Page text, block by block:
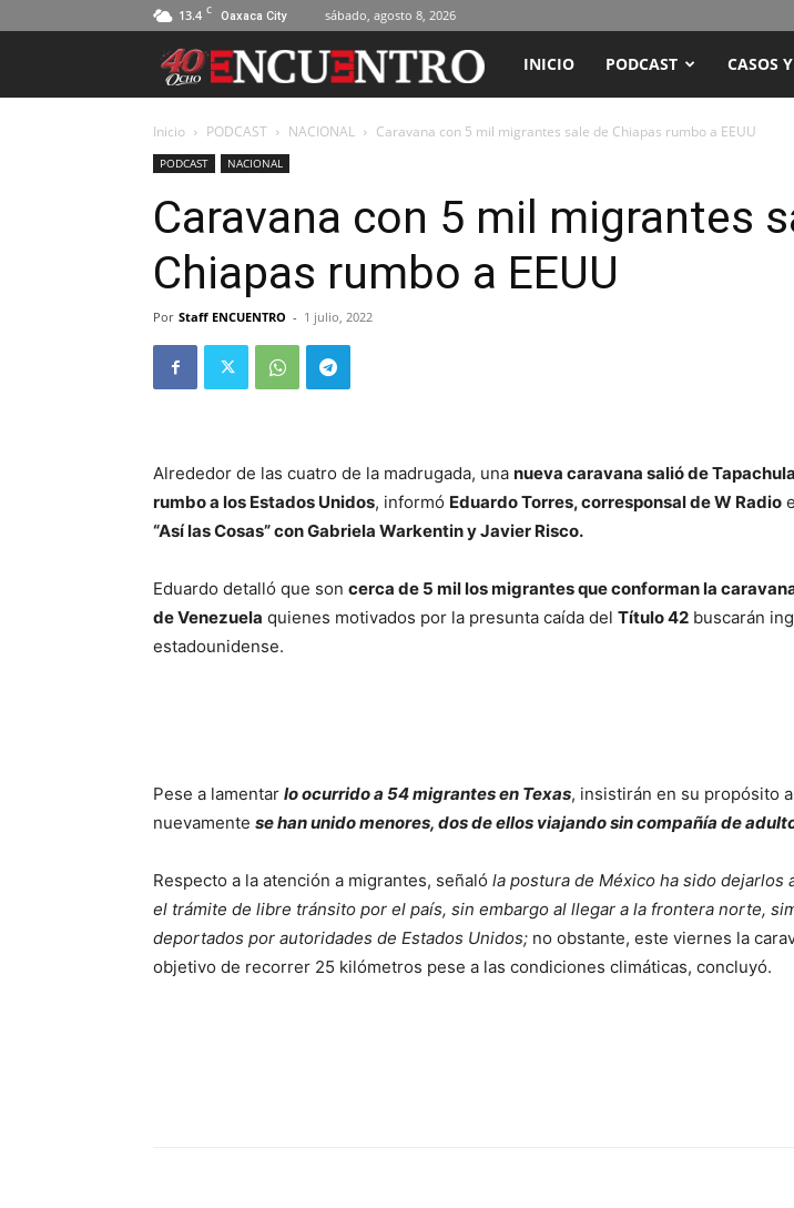
13.4 C Oaxaca City sábado, agosto 8, 2026
ENCUENTRO
RADIO
TELEVISIÓN
INICIO PODCAST CASOS
Inicio PODCAST NACIONAL Caravana con 5 mil migrantes sale de Chiapas rumbo a EEUU
PODCAST NACIONAL
Caravana con 5 mil migrantes
Chiapas rumbo a EEUU
Por Staff ENCUENTRO - 1 julio, 2022
Alrededor de las cuatro de la madrugada, una nueva caravana salió de
rumbo a los Estados Unidos, informó Eduardo Torres, corresponsal de W Radio
“Así las Cosas” con Gabriela Warkentin y Javier Risco.
Eduardo detalló que son cerca de 5 mil los migrantes que conforman la
de Venezuela quienes motivados por la presunta caída del Título 42 buscarán
estadounidense.
Pese a lamentar lo ocurrido a 54 migrantes en Texas, insistirán en su propósito
nuevamente se han unido menores, dos de ellos viajando sin compañía de
Respecto a la atención a migrantes, señaló la postura de México ha sido dejarlos
el trámite de libre tránsito por el país, sin embargo al llegar a la frontera norte,
deportados por autoridades de Estados Unidos; no obstante, este viernes la
objetivo de recorrer 25 kilómetros pese a las condiciones climáticas, concluyó.